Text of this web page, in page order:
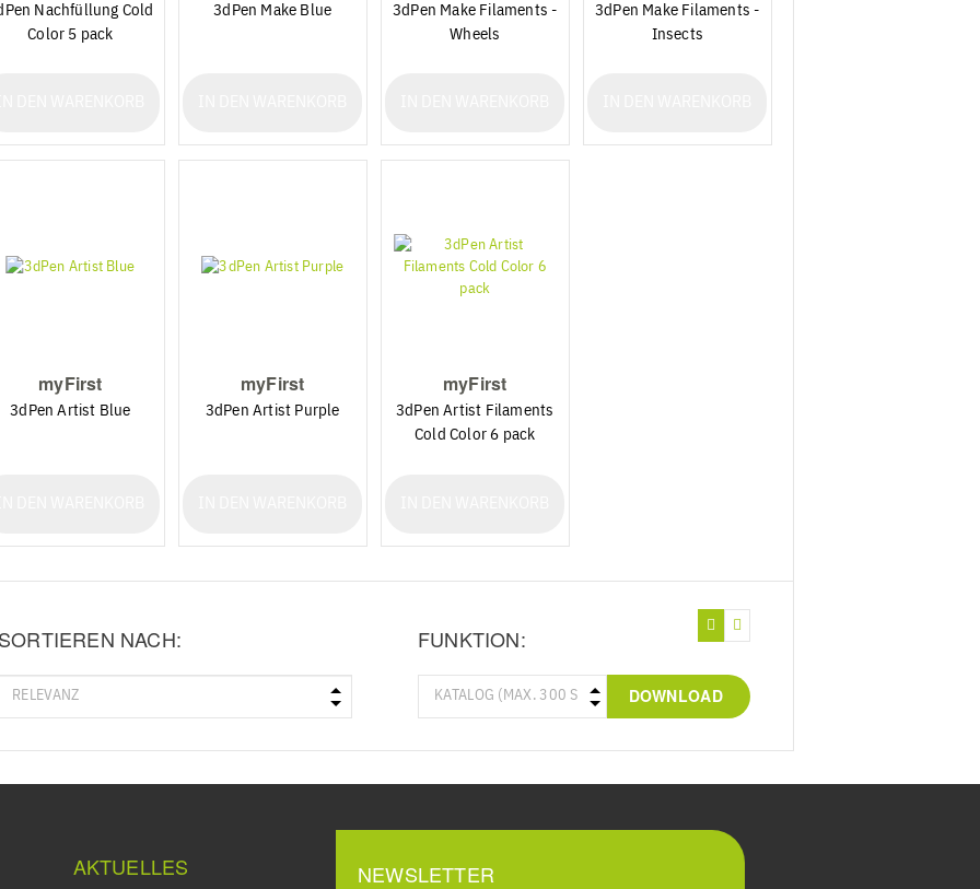
Nachfüllung Cold
Color 5 pack
3dPen Make Blue
3dPen Make Filaments -
Wheels
3dPen Make Filaments -
Insects
myFirst
3dPen Artist Blue
myFirst
3dPen Artist Purple
myFirst
3dPen Artist Filaments
Cold Color 6 pack
NACH: FUNKTION:
DOWNLOAD
AKTUELLES
NEWSLETTER